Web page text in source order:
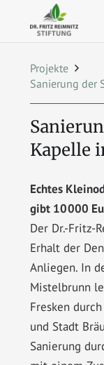
Projekte
Sanierung der
Kapelle
Echtes
gibt 10 000
Der Dr.-Fritz-
Erhalt der
Anliegen. In
Mistelbrunn
Fresken
und Stadt
Sanierung